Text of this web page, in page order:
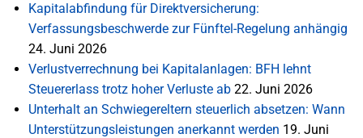
Kapitalabfindung für Direktversicherung:
Verfassungsbeschwerde zur Fünftel-Regelung anhängig
24. Juni 2026
Verlustverrechnung bei Kapitalanlagen: BFH lehnt
Steuererlass trotz hoher Verluste ab 22. Juni 2026
Unterhalt an Schwiegereltern steuerlich absetzen: Wann
Unterstützungsleistungen anerkannt werden 19. Juni